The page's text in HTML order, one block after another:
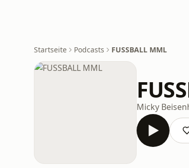
Startseite Podcasts FUSSBALL MML
Micky